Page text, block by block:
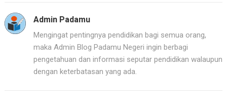
Admin Padamu
Mengingat pentingnya pendidikan bagi semua orang,
maka Admin Blog Padamu Negeri ingin berbagi
pengetahuan dan informasi seputar pendidikan walaupun
dengan keterbatasan yang ada.